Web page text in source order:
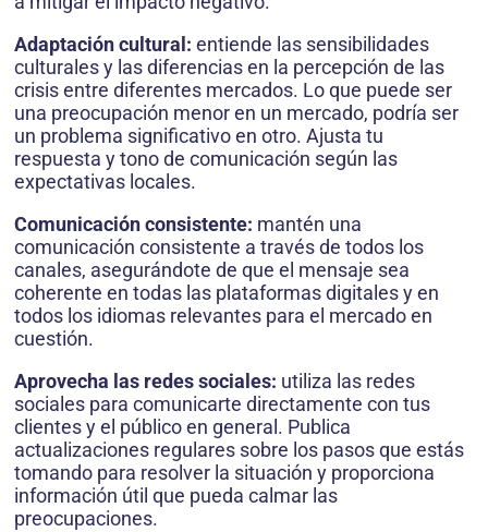
Adaptación cultural: entiende las sensibilidades
culturales y las diferencias en la percepción de las
crisis entre diferentes mercados. Lo que puede ser
una preocupación menor en un mercado, podría ser
un problema significativo en otro. Ajusta tu
respuesta y tono de comunicación según las
expectativas locales.
Comunicación consistente: mantén una
comunicación consistente a través de todos los
canales, asegurándote de que el mensaje sea
coherente en todas las plataformas digitales y en
todos los idiomas relevantes para el mercado en
cuestión.
Aprovecha las redes sociales: utiliza las redes
sociales para comunicarte directamente con tus
clientes y el público en general. Publica
actualizaciones regulares sobre los pasos que estás
tomando para resolver la situación y proporciona
información útil que pueda calmar las
preocupaciones.